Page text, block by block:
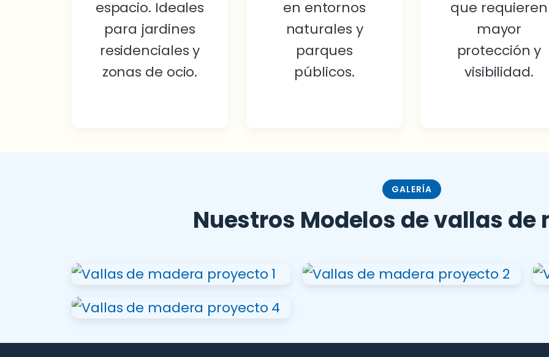
espacio. Ideales
para jardines
residenciales y
zonas de ocio.
en entornos
naturales y
parques
públicos.
que requieren
mayor
protección y
visibilidad.
GALERÍA
Nuestros Modelos de vallas de